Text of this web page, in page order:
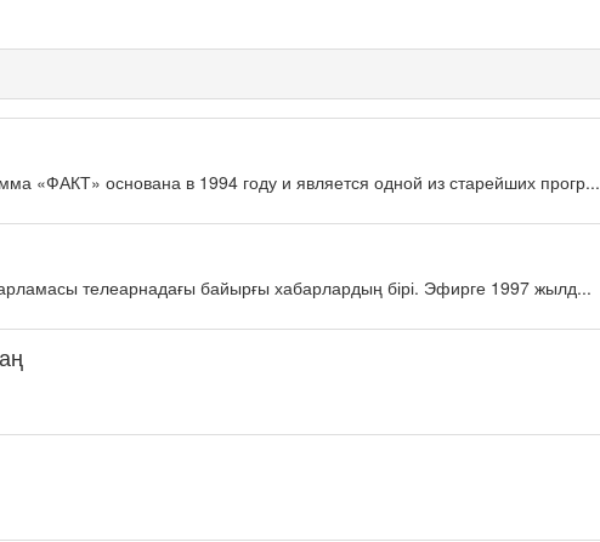
«ФАКТ» основана в 1994 году и является одной из старейших прогр...
телеарнадағы байырғы хабарлардың бірі. Эфирге 1997 жылд...